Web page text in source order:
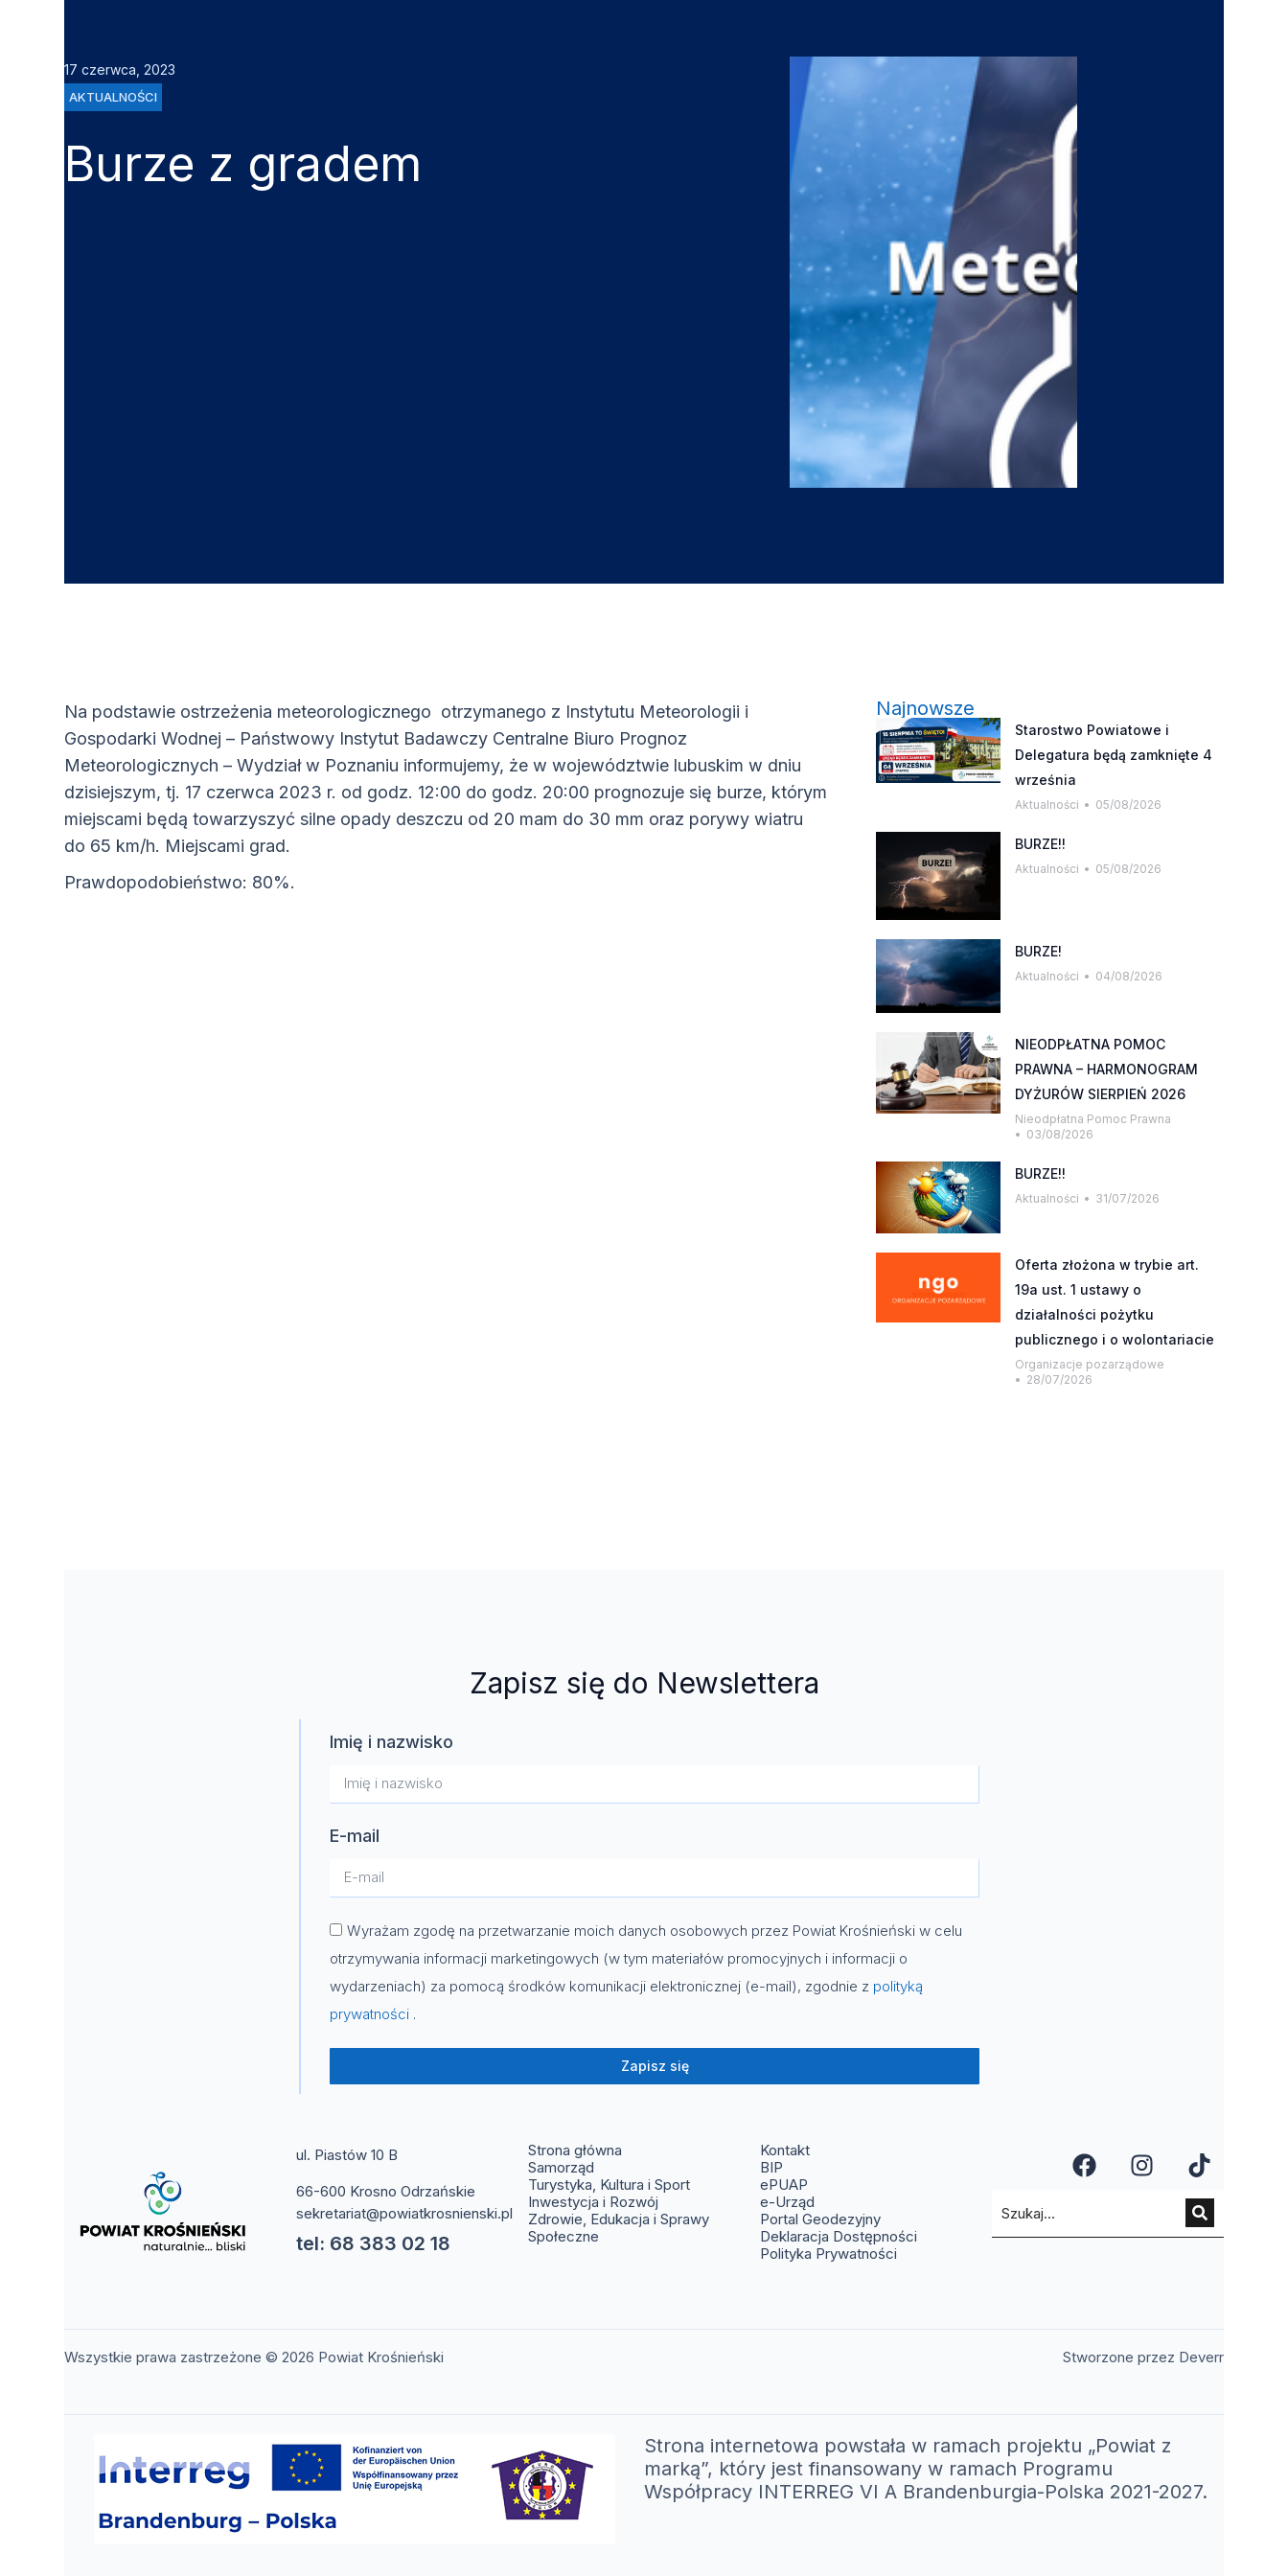
17 czerwca, 2023
AKTUALNOŚCI
Burze z gradem
Na podstawie ostrzeżenia meteorologicznego otrzymanego z Instytutu Meteorologii i
Gospodarki Wodnej – Państwowy Instytut Badawczy Centralne Biuro Prognoz
Meteorologicznych – Wydział w Poznaniu informujemy, że w województwie lubuskim w dniu
dzisiejszym, tj. 17 czerwca 2023 r. od godz. 12:00 do godz. 20:00 prognozuje się burze, którym
miejscami będą towarzyszyć silne opady deszczu od 20 mam do 30 mm oraz porywy wiatru
do 65 km/h. Miejscami grad.
Prawdopodobieństwo: 80%.
Najnowsze
Starostwo Powiatowe i
Delegatura będą zamknięte 4
września
Aktualności 05/08/2026
BURZE!!
Aktualności 05/08/2026
BURZE!
Aktualności 04/08/2026
NIEODPŁATNA POMOC
PRAWNA – HARMONOGRAM
DYŻURÓW SIERPIEŃ 2026
Nieodpłatna Pomoc Prawna
03/08/2026
BURZE!!
Aktualności 31/07/2026
Oferta złożona w trybie art.
19a ust. 1 ustawy o
działalności pożytku
publicznego i o wolontariacie
Organizacje pozarządowe
28/07/2026
Zapisz się do Newslettera
Imię i nazwisko
E-mail
Wyrażam zgodę na przetwarzanie moich danych osobowych przez Powiat Krośnieński w celu
otrzymywania informacji marketingowych (w tym materiałów promocyjnych i informacji o
wydarzeniach) za pomocą środków komunikacji elektronicznej (e-mail), zgodnie z polityką
prywatności .
Zapisz się
ul. Piastów 10 B
66-600 Krosno Odrzańskie
sekretariat@powiatkrosnienski.pl
tel: 68 383 02 18
Strona główna
Samorząd
Turystyka, Kultura i Sport
Inwestycja i Rozwój
Zdrowie, Edukacja i Sprawy
Społeczne
Kontakt(otwiera się w nowym oknie)
BIP(otwiera się w nowym oknie)
ePUAP(otwiera się w nowym oknie)
e-Urząd(otwiera się w nowym oknie)
Portal Geodezyjny(otwiera się w nowym oknie)
Deklaracja Dostępności
Polityka Prywatności
(otwiera się w
(otwiera się
Wszystkie prawa zastrzeżone © 2026 Powiat Krośnieński Stworzone przez Deverr(otwiera
Strona internetowa powstała w ramach projektu „Powiat z
marką”, który jest finansowany w ramach Programu
Współpracy INTERREG VI A Brandenburgia-Polska 2021-2027.